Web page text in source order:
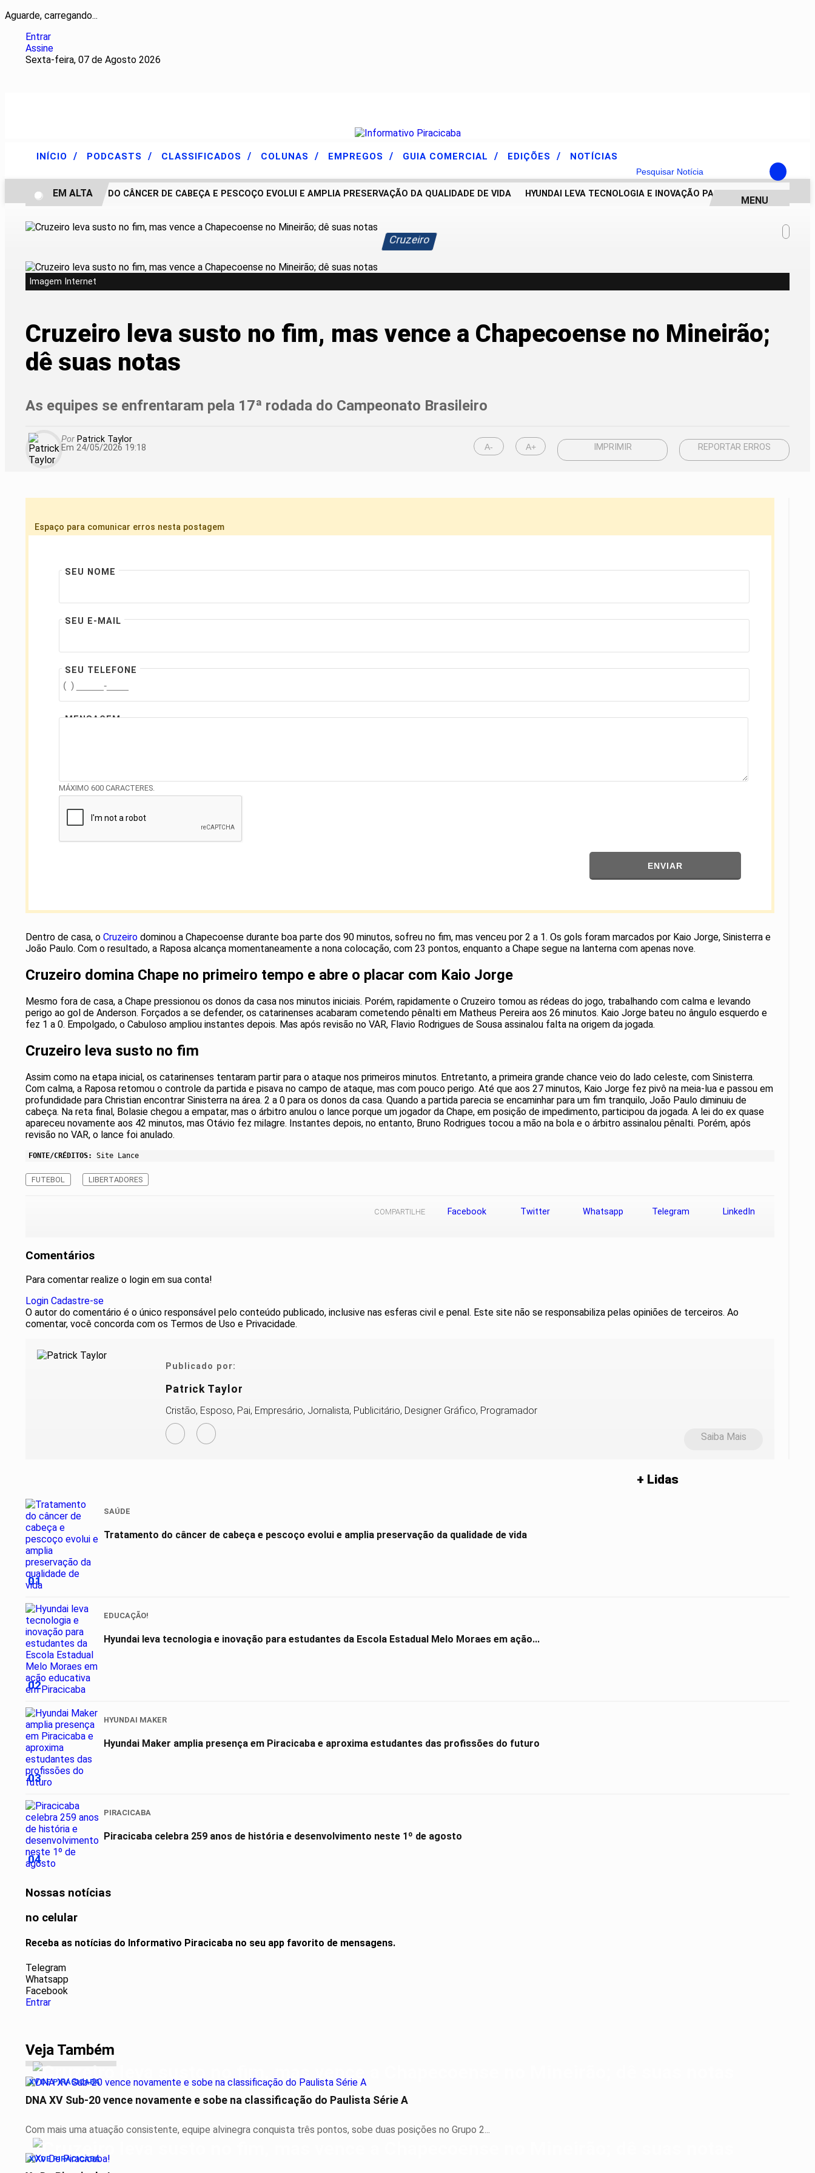
Aguarde, carregando...
Entrar
Assine
Sexta-feira, 07 de Agosto 2026
Pesquisar Notícia
INÍCIO / PODCASTS / CLASSIFICADOS / COLUNAS / EMPREGOS / GUIA COMERCIAL / EDIÇÕES / NOTÍCIAS
TRATAMENTO DO CÂNCER DE CABEÇA E PESCOÇO EVOLUI E AMPLIA PRESERVAÇÃO DA QUALIDADE DE VIDA HYUNDAI LEVA TECNOLOGIA E INOVAÇÃO PARA ESTUDANTES DA
EM ALTA
MENU
Cruzeiro
Imagem Internet
Cruzeiro leva susto no fim, mas vence a Chapecoense no Mineirão;
dê suas notas
As equipes se enfrentaram pela 17ª rodada do Campeonato Brasileiro
Por Patrick Taylor
Em 24/05/2026 19:18
A- A+ IMPRIMIR REPORTAR ERROS
Espaço para comunicar erros nesta postagem
SEU NOME
SEU E-MAIL
SEU TELEFONE
MENSAGEM
MÁXIMO 600 CARACTERES.
ENVIAR
Dentro de casa, o Cruzeiro dominou a Chapecoense durante boa parte dos 90 minutos, sofreu no fim, mas venceu por 2 a 1. Os gols foram marcados por Kaio Jorge, Sinisterra e
João Paulo. Com o resultado, a Raposa alcança momentaneamente a nona colocação, com 23 pontos, enquanto a Chape segue na lanterna com apenas nove.
Cruzeiro domina Chape no primeiro tempo e abre o placar com Kaio Jorge
Mesmo fora de casa, a Chape pressionou os donos da casa nos minutos iniciais. Porém, rapidamente o Cruzeiro tomou as rédeas do jogo, trabalhando com calma e levando
perigo ao gol de Anderson. Forçados a se defender, os catarinenses acabaram cometendo pênalti em Matheus Pereira aos 26 minutos. Kaio Jorge bateu no ângulo esquerdo e
fez 1 a 0. Empolgado, o Cabuloso ampliou instantes depois. Mas após revisão no VAR, Flavio Rodrigues de Sousa assinalou falta na origem da jogada.
Cruzeiro leva susto no fim
Assim como na etapa inicial, os catarinenses tentaram partir para o ataque nos primeiros minutos. Entretanto, a primeira grande chance veio do lado celeste, com Sinisterra.
Com calma, a Raposa retomou o controle da partida e pisava no campo de ataque, mas com pouco perigo. Até que aos 27 minutos, Kaio Jorge fez pivô na meia-lua e passou em
profundidade para Christian encontrar Sinisterra na área. 2 a 0 para os donos da casa. Quando a partida parecia se encaminhar para um fim tranquilo, João Paulo diminuiu de
cabeça. Na reta final, Bolasie chegou a empatar, mas o árbitro anulou o lance porque um jogador da Chape, em posição de impedimento, participou da jogada. A lei do ex quase
apareceu novamente aos 42 minutos, mas Otávio fez milagre. Instantes depois, no entanto, Bruno Rodrigues tocou a mão na bola e o árbitro assinalou pênalti. Porém, após
revisão no VAR, o lance foi anulado.
FONTE/CRÉDITOS: Site Lance
FUTEBOL LIBERTADORES
COMPARTILHE Facebook Twitter Whatsapp Telegram LinkedIn
Comentários
Para comentar realize o login em sua conta!
Login Cadastre-se
O autor do comentário é o único responsável pelo conteúdo publicado, inclusive nas esferas civil e penal. Este site não se responsabiliza pelas opiniões de terceiros. Ao
comentar, você concorda com os Termos de Uso e Privacidade.
Publicado por:
Patrick Taylor
Cristão, Esposo, Pai, Empresário, Jornalista, Publicitário, Designer Gráfico, Programador
Saiba Mais
+ Lidas
01
SAÚDE
Tratamento do câncer de cabeça e pescoço evolui e amplia preservação da qualidade de vida
02
EDUCAÇÃO!
Hyundai leva tecnologia e inovação para estudantes da Escola Estadual Melo Moraes em ação...
03
HYUNDAI MAKER
Hyundai Maker amplia presença em Piracicaba e aproxima estudantes das profissões do futuro
04
PIRACICABA
Piracicaba celebra 259 anos de história e desenvolvimento neste 1º de agosto
Nossas notícias
no celular
Receba as notícias do Informativo Piracicaba no seu app favorito de mensagens.
Telegram
Whatsapp
Facebook
Entrar
Veja Também
XV DE PIRACICABA
DNA XV Sub-20 vence novamente e sobe na classificação do Paulista Série A
Com mais uma atuação consistente, equipe alvinegra conquista três pontos, sobe duas posições no Grupo 2...
XV DE PIRACICABA